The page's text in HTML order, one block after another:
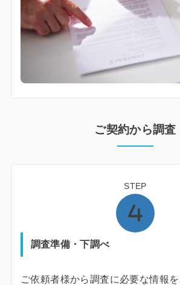
ご契約から調査
STEP
調査準備・下調べ
ご依頼者様から調査に必要な情報